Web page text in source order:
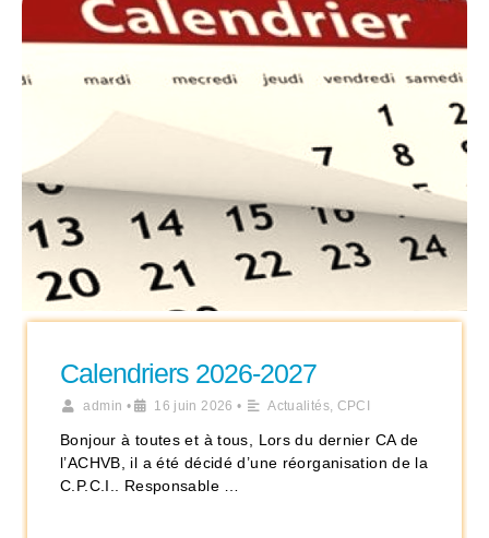
Calendriers 2026-2027
admin • 16 juin 2026 • Actualités, CPCI
Bonjour à toutes et à tous, Lors du dernier CA de
l’ACHVB, il a été décidé d’une réorganisation de la
C.P.C.I.. Responsable …